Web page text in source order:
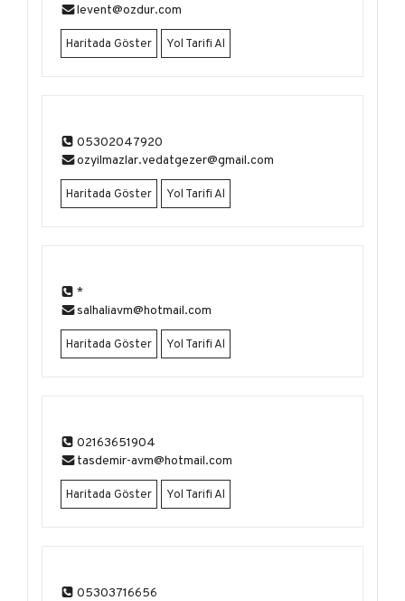
levent@ozdur.com
Haritada Göster Yol Tarifi Al
05302047920
ozyilmazlar.vedatgezer@gmail.com
Haritada Göster Yol Tarifi Al
*
salhaliavm@hotmail.com
Haritada Göster Yol Tarifi Al
02163651904
tasdemir-avm@hotmail.com
Haritada Göster Yol Tarifi Al
05303716656